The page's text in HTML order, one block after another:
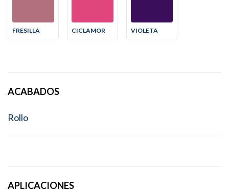
FRESILLA CICLAMOR VIOLETA
ACABADOS
Rollo
APLICACIONES